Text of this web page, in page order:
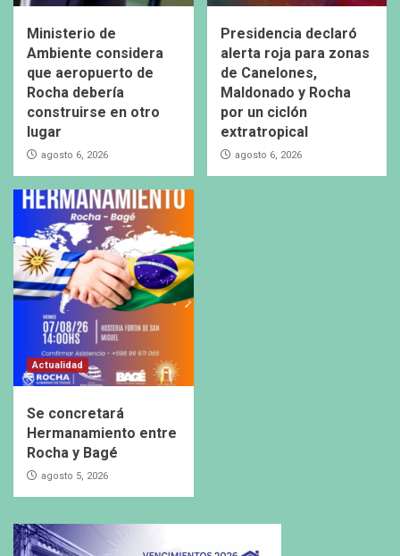
Ministerio de
Ambiente considera
que aeropuerto de
Rocha debería
construirse en otro
lugar
agosto 6, 2026
Presidencia declaró
alerta roja para zonas
de Canelones,
Maldonado y Rocha
por un ciclón
extratropical
agosto 6, 2026
Actualidad
Se concretará
Hermanamiento entre
Rocha y Bagé
agosto 5, 2026